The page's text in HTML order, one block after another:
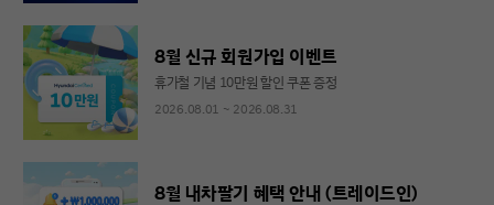
8월 신규 회원가입 이벤트
휴가철 기념 10만원 할인 쿠폰 증정
2026.08.01 ~ 2026.08.31
8월 내차팔기 혜택 안내 (트레이드인)